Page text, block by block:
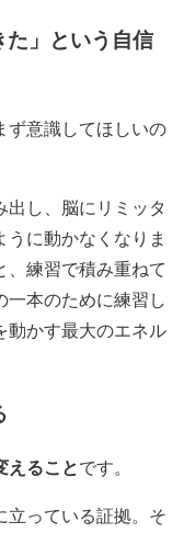
」という自信
ず意識してほしいの
し、脳にリミッタ
に動かなくなりま
練習で積み重ねて
一本のために練習し
動かす最大のエネル
えることです。
立っている証拠。そ